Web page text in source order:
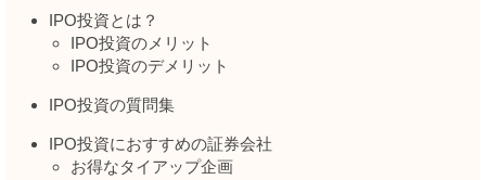
IPO投資とは？
IPO投資のメリット
IPO投資のデメリット
IPO投資の質問集
IPO投資におすすめの証券会社
お得なタイアップ企画